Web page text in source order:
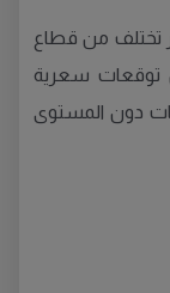
تختلف من قطاع
توقعات سعرية
دون المستوى